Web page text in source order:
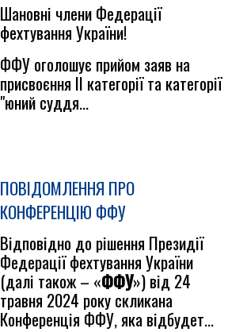
Шановні члени Федерації
фехтування України!
ФФУ оголошує прийом заяв на
присвоєння ІІ категорії та категорії
"юний суддя...
ПОВІДОМЛЕННЯ ПРО
КОНФЕРЕНЦІЮ ФФУ
Відповідно до рішення Президії
Федерації фехтування України
(далі також – «ФФУ») від 24
травня 2024 року скликана
Конференція ФФУ, яка відбудет...